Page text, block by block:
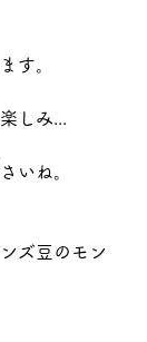
す。
しみ...
いね。
ズ豆のモン